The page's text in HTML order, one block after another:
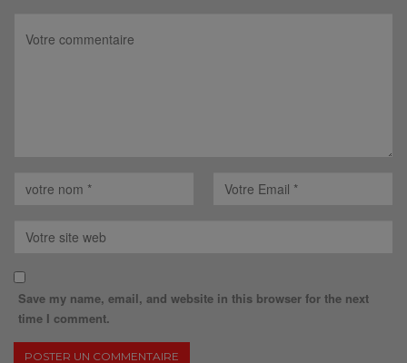
Save my name, email, and website in this browser for the next
time I comment.